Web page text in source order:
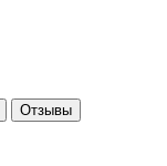
Отзывы